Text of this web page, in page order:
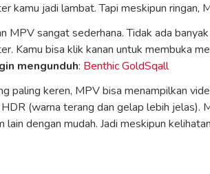
kamu jadi lambat. Tapi meskipun ringan,
MPV sangat sederhana. Tidak ada
Kamu bisa klik kanan untuk membuka
mengunduh: Benthic GoldSqall
paling keren, MPV bisa menampilkan
(warna terang dan gelap lebih jelas).
lain dengan mudah. Jadi meskipun